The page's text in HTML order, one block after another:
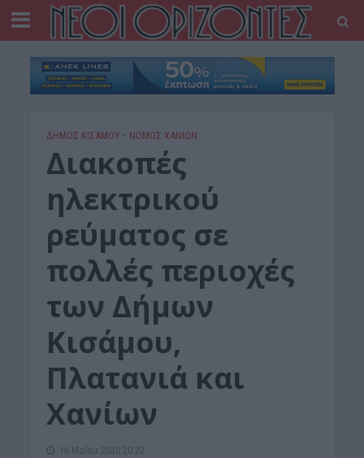
ΔΉΜΟΣ ΚΙΣΆΜΟΥ • ΝΟΜΌΣ ΧΑΝΊΩΝ
Διακοπές
ηλεκτρικού
ρεύματος σε
πολλές περιοχές
των Δήμων
Κισάμου,
Πλατανιά και
Χανίων
16 Μαΐου 2020 20:22